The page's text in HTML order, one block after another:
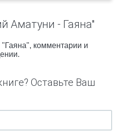
Аматуни - Гаяна"
комментарии и
Оставьте Ваш